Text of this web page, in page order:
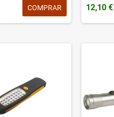
COMPRAR 12,10 €